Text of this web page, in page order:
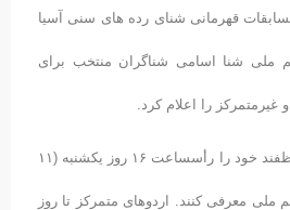
قهرمانی شنای رده های سنی آسیا
فنی تیم ملی شنا اسامی شناگران منتخب برای
را اعلام کرد.
ورزشکاران دعوت شده موظفند خود را رأسساعت ۱۶ روز یکشنبه (۱۱
فنی تیم ملی معرفی کنند. اردوهای متمرکز تا روز